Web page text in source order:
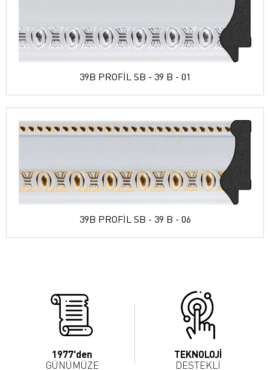
39B PROFİL SB - 39 B - 01
39B PROFİL SB - 39 B - 06
1977'den
GÜNÜMÜZE
TEKNOLOJİ
DESTEKLİ